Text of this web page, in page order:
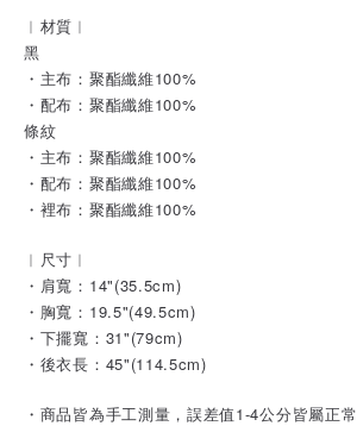
︱材質︱
黑
・主布：聚酯纖維100%
・配布：聚酯纖維100%
條紋
・主布：聚酯纖維100%
・配布：聚酯纖維100%
・裡布：聚酯纖維100%
︱尺寸︱
・肩寬：14"(35.5cm)
・胸寬：19.5"(49.5cm)
・下擺寬：31"(79cm)
・後衣長：45"(114.5cm)
・商品皆為手工測量，誤差值1-4公分皆屬正常